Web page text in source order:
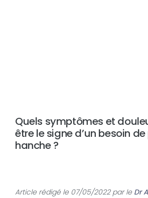
Quels symptômes et
être le signe d’un besoin
hanche ?
Article rédigé le 07/05/2022 par le Dr